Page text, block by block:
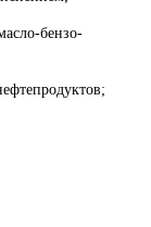
бензо-